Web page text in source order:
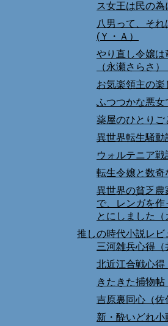
ス女王は民の
八男って、それ
(Ｙ・Ａ）
やり直し令嬢は
（永瀬さらさ
お気楽領主の
ふつつかな悪
薬屋のひとりご
異世界転生騒動
ウォルテニア戦
転生令嬢と数奇
異世界の貧乏
で、レンガを作
とにしました（
推しの時代小説レビ
三河雑兵心得（
北近江合戦心得
きたきた捕物帖
吉原裏同心（佐
新・酔いどれ小